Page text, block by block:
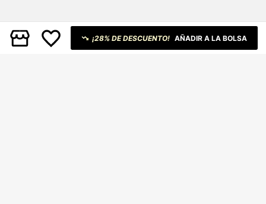
¡28% DE DESCUENTO! AÑADIR A LA BOLSA